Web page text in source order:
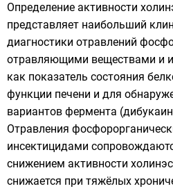
Определение активности
представляет наибольший
диагностики отравлений
отравляющими веществами и
как показатель состояния
функции печени и для
вариантов фермента
Отравления
инсектицидами
снижением активности
снижается при тяжёлых